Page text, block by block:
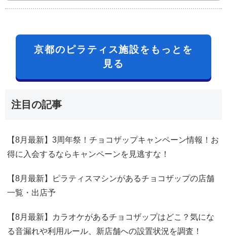
京都のピラティス施設をもっとを
見る
注目の記事
【8月最新】3周年祭！チョコザップキャンペーン情報！お
得に入会するならキャンペーンを見逃すな！
【8月最新】ピラティスマシンがあるチョコザップの店舗
一覧・出店予
【8月最新】カラオケがあるチョコザップはどこ？気にな
る音漏れや利用ルール、新店舗への設置状況を調査！